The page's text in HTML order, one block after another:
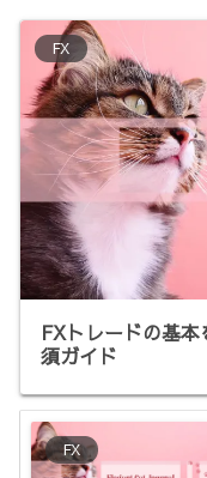
FX
FXトレードの基
須ガイド
FX